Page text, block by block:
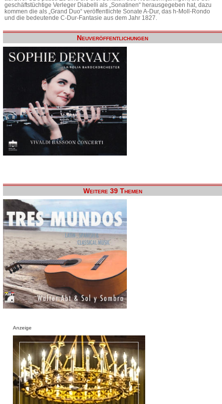
geschäftstüchtige Verleger Diabelli als „Sonatinen“ herausgegeben hat, dazu
kommen die als „Grand Duo“ veröffentlichte Sonate A-Dur, das h-Moll-Rondo
und die bedeutende C-Dur-Fantasie aus dem Jahr 1827.
Neuveröffentlichungen
Weitere 39 Themen
Anzeige